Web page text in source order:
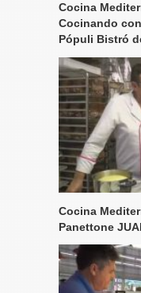
Cocina
Cocinando
Pópuli Bistró
Cocina
Panettone